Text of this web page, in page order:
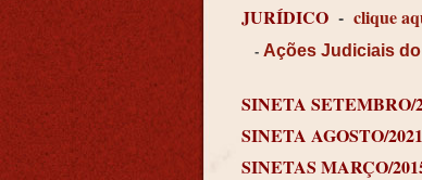
JURÍDICO - clique
- Ações Judiciais do
SINETA SETEMBRO/
SINETA AGOSTO/
SINETAS MARÇO/